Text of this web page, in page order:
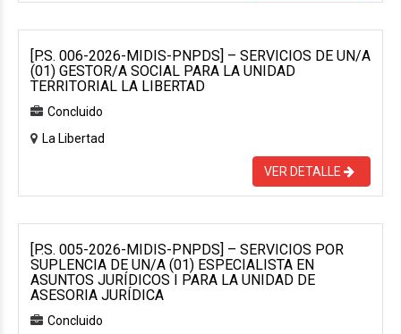
[P.S. 006-2026-MIDIS-PNPDS] – SERVICIOS DE UN/A
(01) GESTOR/A SOCIAL PARA LA UNIDAD
TERRITORIAL LA LIBERTAD
Concluido
La Libertad
VER DETALLE
[P.S. 005-2026-MIDIS-PNPDS] – SERVICIOS POR
SUPLENCIA DE UN/A (01) ESPECIALISTA EN
ASUNTOS JURÍDICOS I PARA LA UNIDAD DE
ASESORIA JURÍDICA
Concluido